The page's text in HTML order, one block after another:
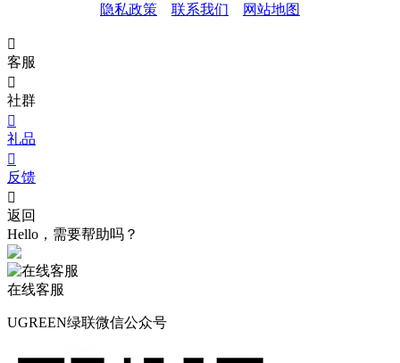
隐私政策
联系我们 网站地图

客服

社群

礼品

反馈

返回
Hello，需要帮助吗？
在线客服
UGREEN绿联微信公众号